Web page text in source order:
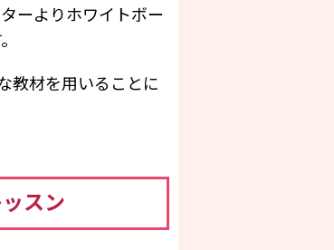
ーよりホワイトボー
教材を用いることに
スン